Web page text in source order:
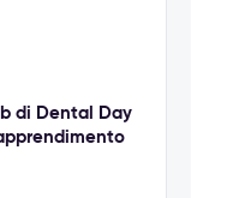
di Dental Day